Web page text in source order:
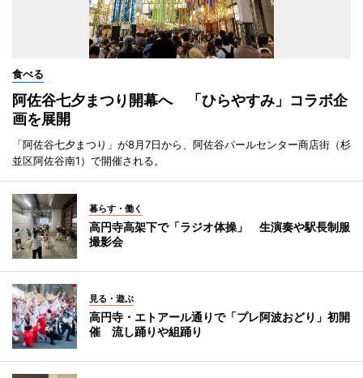
食べる
阿佐谷七夕まつり開幕へ 「ひらやすみ」コラボ企
画を展開
「阿佐谷七夕まつり」が8月7日から、阿佐谷パールセンター商店街（杉
並区阿佐谷南1）で開催される。
暮らす・働く
高円寺高架下で「ラジオ体操」 生演奏や駅長制服
撮影会
見る・遊ぶ
高円寺・エトアール通りで「プレ阿波おどり」初開
催 流し踊りや組踊り